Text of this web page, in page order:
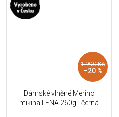
1 990 Kč
–20 %
Dámské vlněné Merino
mikina LENA 260g - černá